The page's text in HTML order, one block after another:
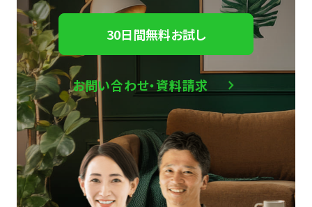
30日間無料お試し
お問い合わせ・資料請求